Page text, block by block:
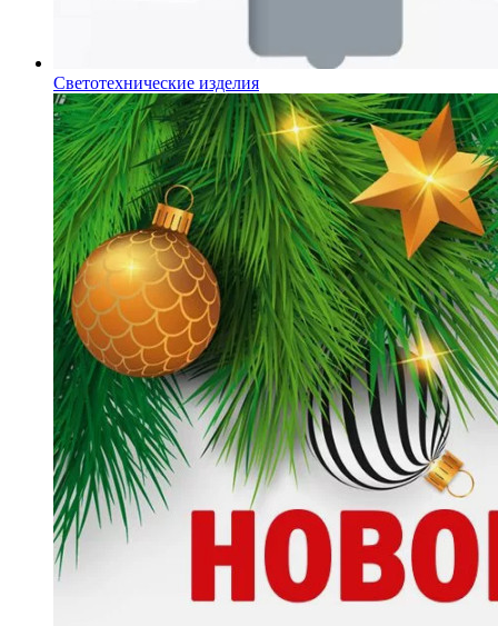
Светотехнические изделия